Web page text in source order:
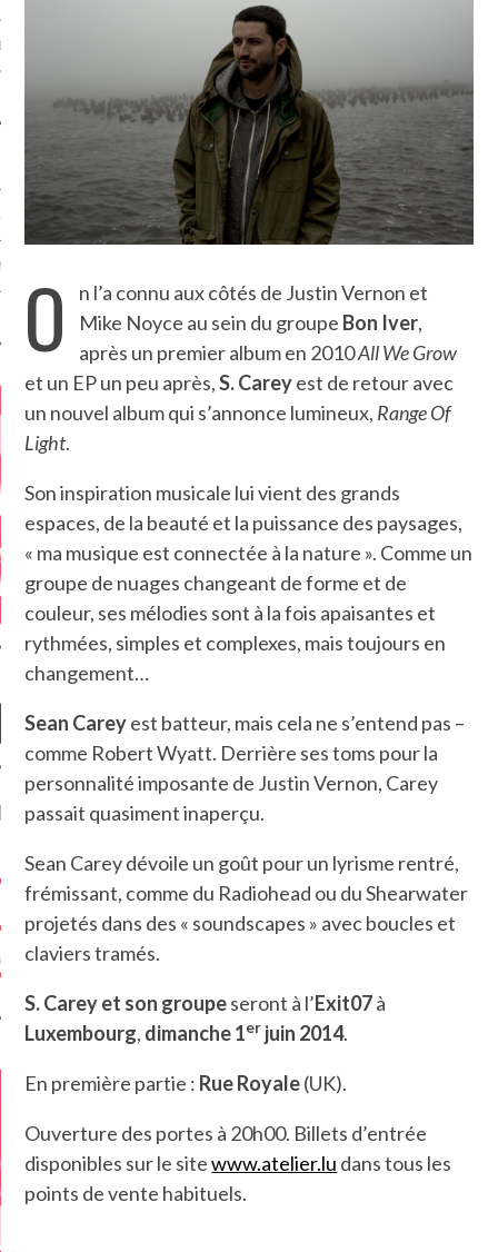
CRITIQUES
7.6
DUDE’S REV...
– HEL...
O
n l’a connu aux côtés de Justin Vernon et
Mike Noyce au sein du groupe Bon Iver,
après un premier album en 2010All We Grow
et un EP un peu après,S. Careyest de retour avec
un nouvel album qui s’annonce lumineux, Range Of
Light.
Son inspiration musicale lui vient des grands
espaces, de la beauté et la puissance des paysages,
« ma musique est connectée à la nature ». Comme un
groupe de nuages changeant de forme et de
couleur, ses mélodies sont à la fois apaisantes et
rythmées, simples et complexes, mais toujours en
changement…
Sean Careyest batteur, mais cela ne s’entend pas –
comme Robert Wyatt. Derrière ses toms pour la
personnalité imposante de Justin Vernon, Carey
passait quasiment inaperçu.
Sean Carey dévoile un goût pour un lyrisme rentré,
frémissant, comme du Radiohead ou du Shearwater
projetés dans des « soundscapes » avec boucles et
claviers tramés.
S. Carey et son groupeseront à l’Exit07à
Luxembourg, dimanche 1er juin 2014.
En première partie : Rue Royale(UK).
Ouverture des portes à 20h00. Billets d’entrée
disponibles sur le sitewww.atelier.lu dans tous les
points de vente habituels.